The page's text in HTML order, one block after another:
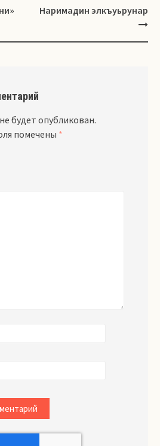
Наримадин элкъуьрунар
будет опубликован.
помечены *